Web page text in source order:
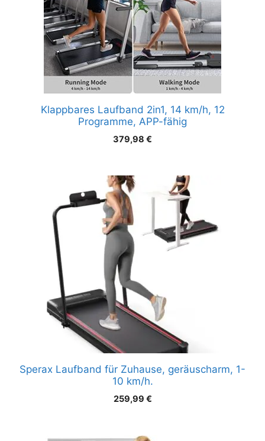
Klappbares Laufband 2in1, 14 km/h, 12
Programme, APP-fähig
379,98 €
Sperax Laufband für Zuhause, geräuscharm, 1-
10 km/h.
259,99 €